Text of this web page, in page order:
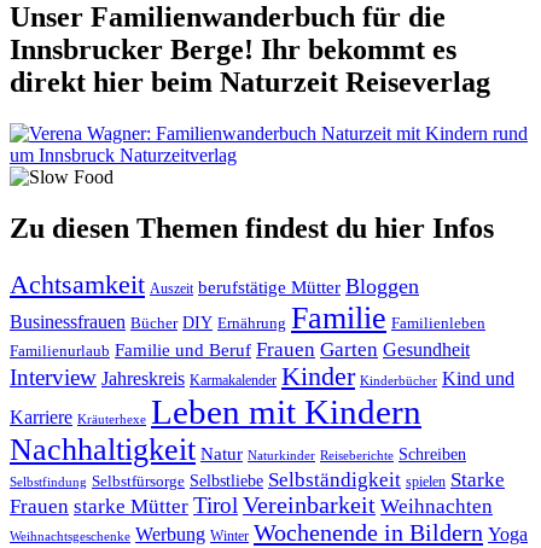
Unser Familienwanderbuch für die
Innsbrucker Berge! Ihr bekommt es
direkt hier beim Naturzeit Reiseverlag
Zu diesen Themen findest du hier Infos
Achtsamkeit Auszeit berufstätige Mütter Bloggen
Businessfrauen Bücher DIY Ernährung Familie Familienleben
Familienurlaub Familie und Beruf Frauen Garten Gesundheit
Interview Jahreskreis Karmakalender Kinder Kinderbücher Kind und
Karriere Kräuterhexe Leben mit Kindern
Nachhaltigkeit Natur Naturkinder Reiseberichte Schreiben
Selbstfindung Selbstfürsorge Selbstliebe Selbständigkeit spielen Starke
Frauen starke Mütter Tirol Vereinbarkeit Weihnachten
Weihnachtsgeschenke Werbung Winter Wochenende in Bildern Yoga